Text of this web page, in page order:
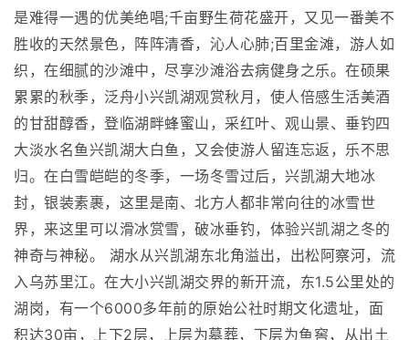
是难得一遇的优美绝唱;千亩野生荷花盛开，又见一番美不
胜收的天然景色，阵阵清香，沁人心肺;百里金滩，游人如
织，在细腻的沙滩中，尽享沙滩浴去病健身之乐。在硕果
累累的秋季，泛舟小兴凯湖观赏秋月，使人倍感生活美酒
的甘甜醇香，登临湖畔蜂蜜山，采红叶、观山景、垂钓四
大淡水名鱼兴凯湖大白鱼，又会使游人留连忘返，乐不思
归。在白雪皑皑的冬季，一场冬雪过后，兴凯湖大地冰
封，银装素裹，这里是南、北方人都非常向往的冰雪世
界，来这里可以滑冰赏雪，破冰垂钓，体验兴凯湖之冬的
神奇与神秘。 湖水从兴凯湖东北角溢出，出松阿察河，流
入乌苏里江。在大小兴凯湖交界的新开流，东1.5公里处的
湖岗，有一个6000多年前的原始公社时期文化遗址，面
积达30亩，上下2层，上层为墓葬，下层为鱼窖，从出土